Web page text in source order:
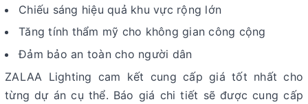
Chiếu sáng hiệu quả khu vực rộng lớn
Tăng tính thẩm mỹ cho không gian công cộng
Đảm bảo an toàn cho người dân
ZALAA Lighting cam kết cung cấp giá tốt nhất cho
từng dự án cụ thể. Báo giá chi tiết sẽ được cung cấp